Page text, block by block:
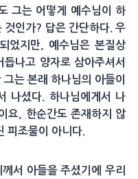
그는 어떻게 예수님이 하
것인가? 답은 간단하다. 우
었지만, 예수님은 본질상
나고 양자로 삼아주셔서
는 본래 하나님의 아들이
나셨다. 하나님에게서 나
요, 한순간도 존재하지 않
피조물이 아니다.
서 아들을 주셨기에 우리